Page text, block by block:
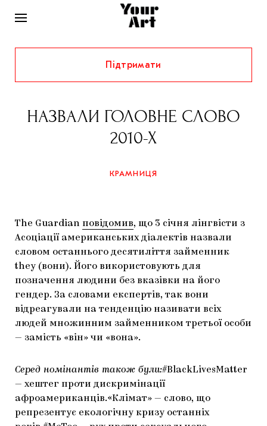
НОВИНИ
ІНТЕРВ’Ю
ХУДОЖНИКИ
АРХІТЕКТУРА
КІНО
РІДНИЙ КРАЙ
САМООРГАНІЗАЦІЇ
МУЗЕЇ
КОЛЕКЦІЇ
ГАЛЕРЕЇ
АРТЦЕНТРИ
ВИСТАВКИ
ІСТОРІЇ
КОНСПЕКТИ
КНИЖКИ І ЖУРНАЛИ
ДОСЛІДНИЦЬКА ПЛАТФОРМА
ЗАПАЛЕННЯ
ЯК ПІДТРИМУВАТИ УКРАЇНСЬКЕ МИСТЕЦТВО
МАРІУПОЛЬСЬКІ МАРГІНАЛІЇ
CARPATHIAN CULT ПРО РІЗДВЯНІ СВЯТА
КРАМНИЦЯ
Підтримати
НАЗВАЛИ ГОЛОВНЕ СЛОВО
2010-Х
КРАМНИЦЯ
The Guardian повідомив, що 3 січня лінгвісти з
Асоціації американських діалектів назвали
словом останнього десятиліття займенник
they (вони). Його використовують для
позначення людини без вказівки на його
гендер. За словами експертів, так вони
відреагували на тенденцію називати всіх
людей множинним займенником третьої особи
— замість «він» чи «вона».
Серед номінантів також були:#BlackLivesMatter
— хештег проти дискримінації
афроамериканців.«Клімат» — слово, що
репрезентує екологічну кризу останніх